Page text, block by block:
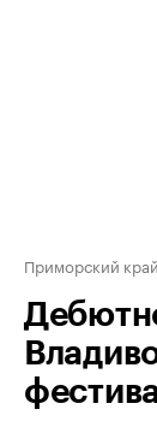
Приморский край